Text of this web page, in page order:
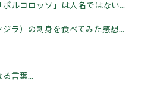
ルコロッソ」は人名ではない...
ラ）の刺身を食べてみた感想...
言葉...